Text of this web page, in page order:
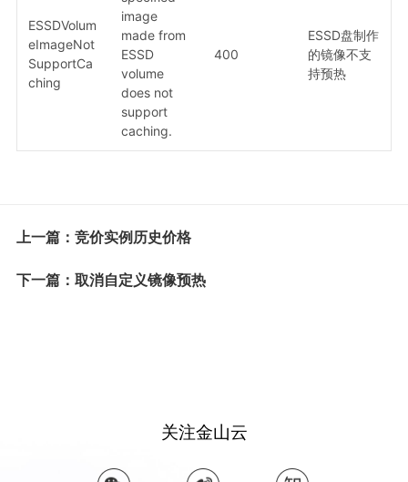
ESSDVolum
eImageNot
SupportCa
ching
image
made from
ESSD
volume
does not
support
caching.
400
ESSD盘制作
的镜像不支
持预热
上一篇：竞价实例历史价格
下一篇：取消自定义镜像预热
关注金山云